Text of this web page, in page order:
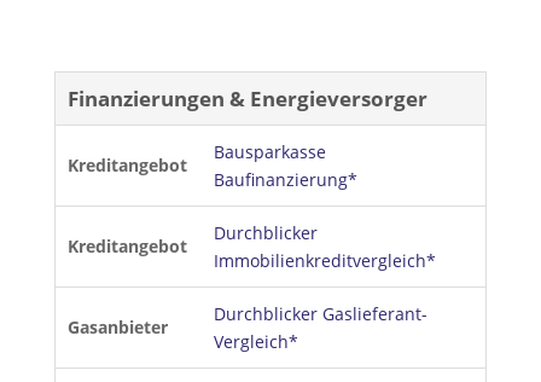
Finanzierungen & Energieversorger
Kreditangebot
Bausparkasse
Baufinanzierung*
Kreditangebot
Durchblicker
Immobilienkreditvergleich*
Gasanbieter
Durchblicker Gaslieferant-
Vergleich*